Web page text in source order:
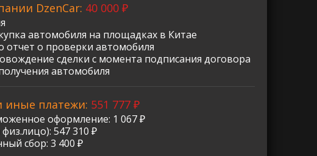
DzenCar: 40 000 ₽
автомобиля на площадках в Китае
отчет о проверки автомобиля
сделки с момента подписания договора
автомобиля
платежи: 551 777 ₽
оформление: 1 067 ₽
547 310 ₽
сбор: 3 400 ₽